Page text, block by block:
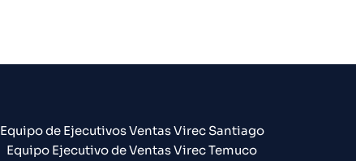
Equipo de Ejecutivos Ventas Virec Santiago
Equipo Ejecutivo de Ventas Virec Temuco